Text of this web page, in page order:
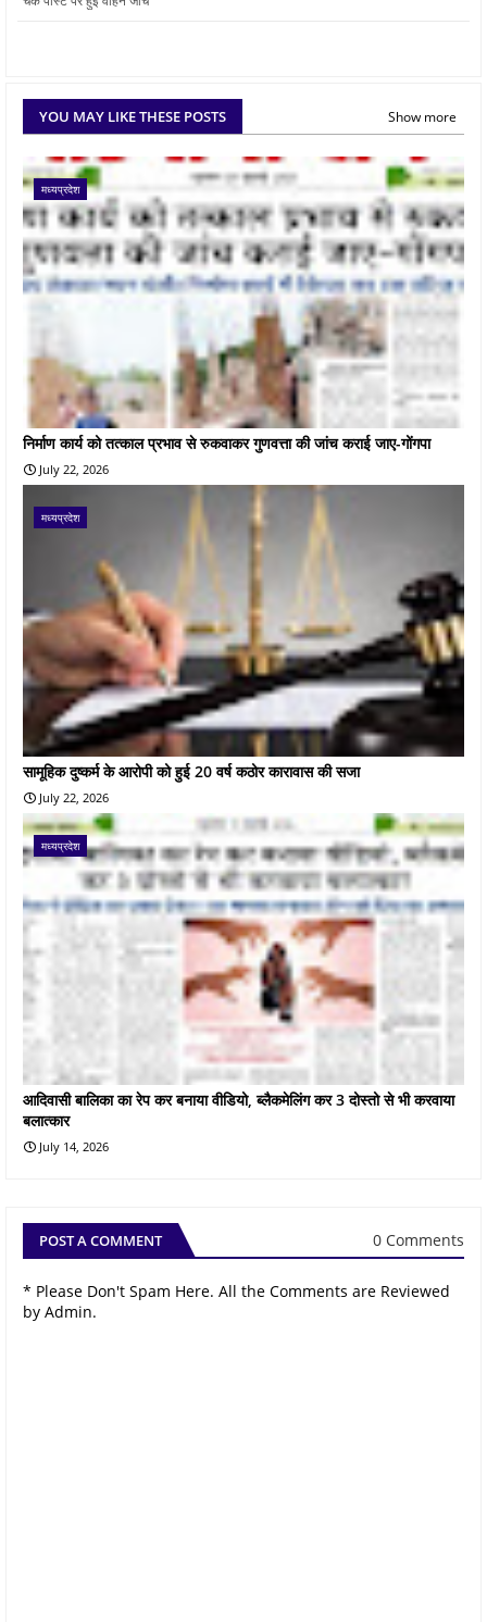
YOU MAY LIKE THESE POSTS Show more
मध्यप्रदेश
निर्माण कार्य को तत्काल प्रभाव से रुकवाकर गुणवत्ता की जांच कराई जाए-गोंगपा
July 22, 2026
मध्यप्रदेश
सामूहिक दुष्कर्म के आरोपी को हुई 20 वर्ष कठोर कारावास की सजा
July 22, 2026
मध्यप्रदेश
आदिवासी बालिका का रेप कर बनाया वीडियो, ब्लैकमेलिंग कर 3 दोस्तो से भी करवाया
बलात्कार
July 14, 2026
POST A COMMENT 0 Comments
* Please Don't Spam Here. All the Comments are Reviewed
by Admin.